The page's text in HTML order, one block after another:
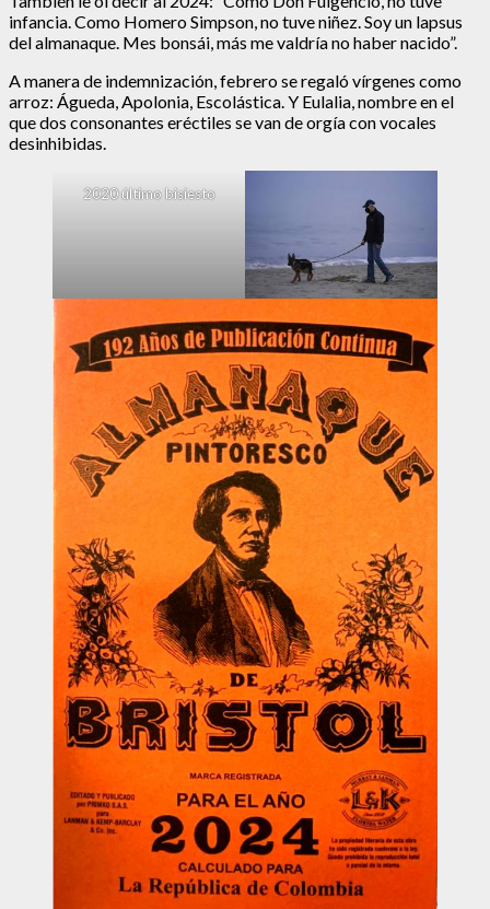
infancia. Como Homero Simpson, no tuve niñez. Soy un lapsus
del almanaque. Mes bonsái, más me valdría no haber nacido”.
A manera de indemnización, febrero se regaló vírgenes como
arroz: Águeda, Apolonia, Escolástica. Y Eulalia, nombre en el
que dos consonantes eréctiles se van de orgía con vocales
desinhibidas.
2020 último bisiesto